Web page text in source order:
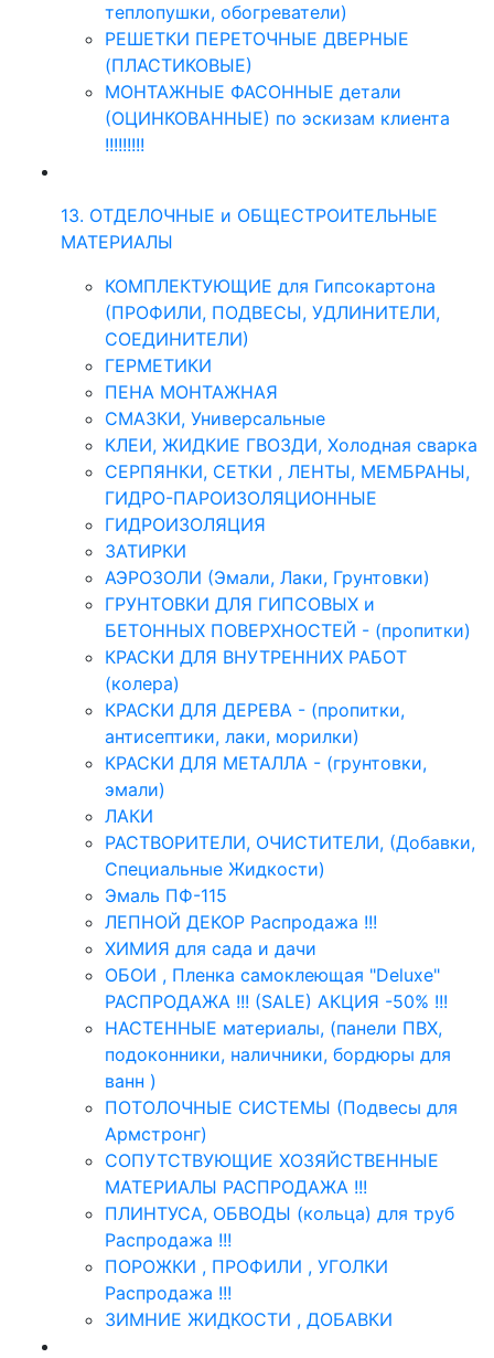
теплопушки, обогреватели)
РЕШЕТКИ ПЕРЕТОЧНЫЕ ДВЕРНЫЕ
(ПЛАСТИКОВЫЕ)
МОНТАЖНЫЕ ФАСОННЫЕ детали
(ОЦИНКОВАННЫЕ) по эскизам клиента
!!!!!!!!!
13. ОТДЕЛОЧНЫЕ и ОБЩЕСТРОИТЕЛЬНЫЕ
МАТЕРИАЛЫ
КОМПЛЕКТУЮЩИЕ для Гипсокартона
(ПРОФИЛИ, ПОДВЕСЫ, УДЛИНИТЕЛИ,
СОЕДИНИТЕЛИ)
ГЕРМЕТИКИ
ПЕНА МОНТАЖНАЯ
СМАЗКИ, Универсальные
КЛЕИ, ЖИДКИЕ ГВОЗДИ, Холодная сварка
СЕРПЯНКИ, СЕТКИ , ЛЕНТЫ, МЕМБРАНЫ,
ГИДРО-ПАРОИЗОЛЯЦИОННЫЕ
ГИДРОИЗОЛЯЦИЯ
ЗАТИРКИ
АЭРОЗОЛИ (Эмали, Лаки, Грунтовки)
ГРУНТОВКИ ДЛЯ ГИПСОВЫХ и
БЕТОННЫХ ПОВЕРХНОСТЕЙ - (пропитки)
КРАСКИ ДЛЯ ВНУТРЕННИХ РАБОТ
(колера)
КРАСКИ ДЛЯ ДЕРЕВА - (пропитки,
антисептики, лаки, морилки)
КРАСКИ ДЛЯ МЕТАЛЛА - (грунтовки,
эмали)
ЛАКИ
РАСТВОРИТЕЛИ, ОЧИСТИТЕЛИ, (Добавки,
Специальные Жидкости)
Эмаль ПФ-115
ЛЕПНОЙ ДЕКОР Распродажа !!!
ХИМИЯ для сада и дачи
ОБОИ , Пленка самоклеющая "Deluxe"
РАСПРОДАЖА !!! (SALE) АКЦИЯ -50% !!!
НАСТЕННЫЕ материалы, (панели ПВХ,
подоконники, наличники, бордюры для
ванн )
ПОТОЛОЧНЫЕ СИСТЕМЫ (Подвесы для
Армстронг)
СОПУТСТВУЮЩИЕ ХОЗЯЙСТВЕННЫЕ
МАТЕРИАЛЫ РАСПРОДАЖА !!!
ПЛИНТУСА, ОБВОДЫ (кольца) для труб
Распродажа !!!
ПОРОЖКИ , ПРОФИЛИ , УГОЛКИ
Распродажа !!!
ЗИМНИЕ ЖИДКОСТИ , ДОБАВКИ